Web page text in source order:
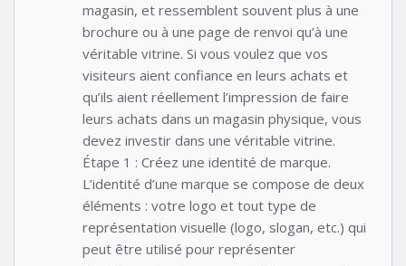
magasin, et ressemblent souvent plus à une
brochure ou à une page de renvoi qu’à une
véritable vitrine. Si vous voulez que vos
visiteurs aient confiance en leurs achats et
qu’ils aient réellement l’impression de faire
leurs achats dans un magasin physique, vous
devez investir dans une véritable vitrine.
Étape 1 : Créez une identité de marque.
L’identité d’une marque se compose de deux
éléments : votre logo et tout type de
représentation visuelle (logo, slogan, etc.) qui
peut être utilisé pour représenter